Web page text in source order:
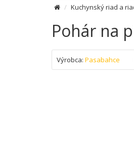
Kuchynský riad a
Pohár na
Výrobca: Pasabahce